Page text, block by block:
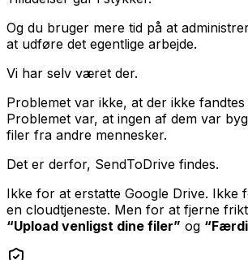
Og du bruger mere tid på at
at udføre det egentlige arbejde.
Vi har selv været der.
Problemet var ikke, at der ikke
Problemet var, at ingen af dem var
filer fra andre mennesker.
Det er derfor, SendToDrive findes.
Ikke for at erstatte Google Drive. Ikke
en cloudtjeneste. Men for at fjerne
“Upload venligst dine filer” og